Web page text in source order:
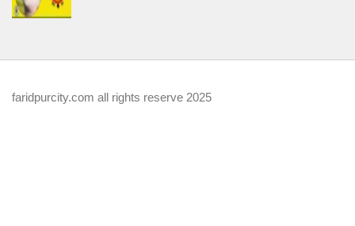
faridpurcity.com all rights reserve 2025